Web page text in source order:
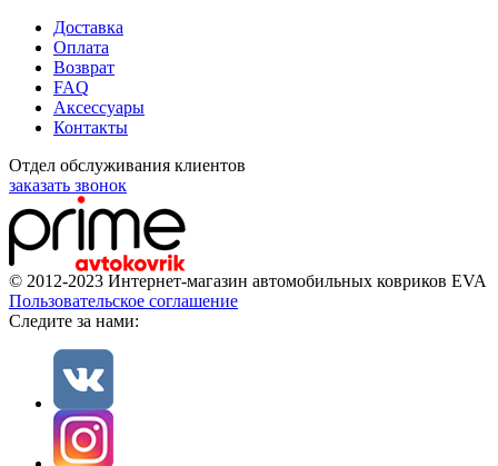
Доставка
Оплата
Возврат
FAQ
Аксессуары
Контакты
Отдел обслуживания клиентов
заказать звонок
© 2012-2023 Интернет-магазин автомобильных ковриков EVA
Пользовательское соглашение
Cледите за нами: